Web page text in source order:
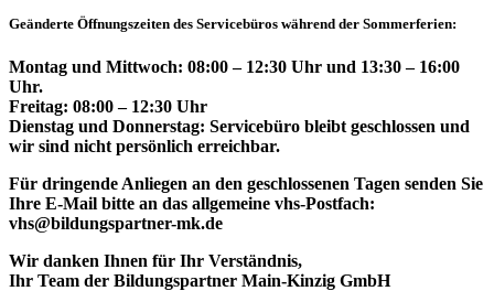
Geänderte Öffnungszeiten des Servicebüros während der Sommerferien:
Montag und Mittwoch: 08:00 – 12:30 Uhr und 13:30 – 16:00
Uhr.
Freitag: 08:00 – 12:30 Uhr
Dienstag und Donnerstag: Servicebüro bleibt geschlossen und
wir sind nicht persönlich erreichbar.
Für dringende Anliegen an den geschlossenen Tagen senden Sie
Ihre E-Mail bitte an das allgemeine vhs-Postfach:
vhs@bildungspartner-mk.de
Wir danken Ihnen für Ihr Verständnis,
Ihr Team der Bildungspartner Main-Kinzig GmbH